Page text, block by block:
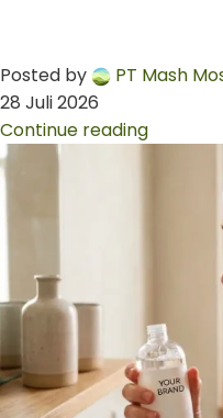
Posted by
PT Mash
28 Juli 2026
Continue reading